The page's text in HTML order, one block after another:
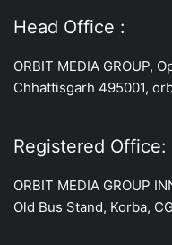
Head Office :
ORBIT MEDIA GROUP,
Chhattisgarh 495001,
Registered Office:
ORBIT MEDIA GROUP
Old Bus Stand, Korba,